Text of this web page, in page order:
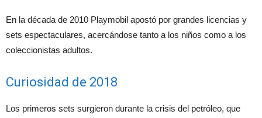
En la década de 2010 Playmobil apostó por grandes licencias y
sets espectaculares, acercándose tanto a los niños como a los
coleccionistas adultos.
Curiosidad de 2018
Los primeros sets surgieron durante la crisis del petróleo, que